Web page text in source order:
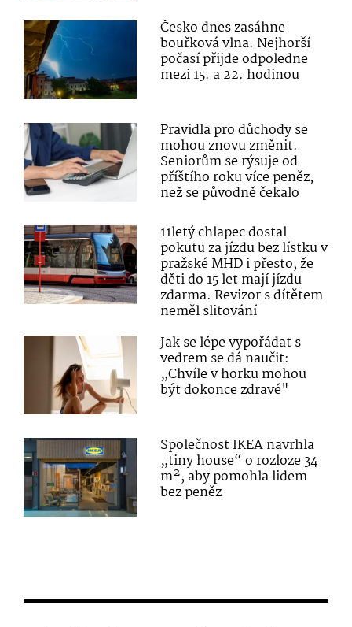
Česko dnes zasáhne
bouřková vlna. Nejhorší
počasí přijde odpoledne
mezi 15. a 22. hodinou
Pravidla pro důchody se
mohou znovu změnit.
Seniorům se rýsuje od
příštího roku více peněz,
než se původně čekalo
11letý chlapec dostal
pokutu za jízdu bez lístku v
pražské MHD i přesto, že
děti do 15 let mají jízdu
zdarma. Revizor s dítětem
neměl slitování
Jak se lépe vypořádat s
vedrem se dá naučit:
„Chvíle v horku mohou
být dokonce zdravé"
Společnost IKEA navrhla
„tiny house“ o rozloze 34
m², aby pomohla lidem
bez peněz